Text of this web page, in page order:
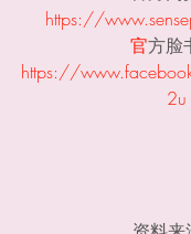
https://
官方脸
https://
2u